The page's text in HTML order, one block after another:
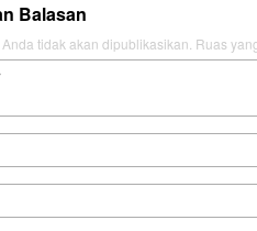
Balasan
tidak akan dipublikasikan. Ruas